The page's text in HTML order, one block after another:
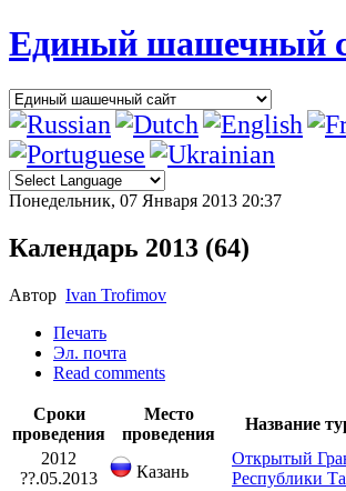
Единый шашечный
Понедельник, 07 Января 2013 20:37
Календарь 2013 (64)
Автор Ivan Trofimov
Печать
Эл. почта
Read comments
Сроки
проведения
Место
проведения
Название
2012
??.05.2013
Казань
Открытый
Республики